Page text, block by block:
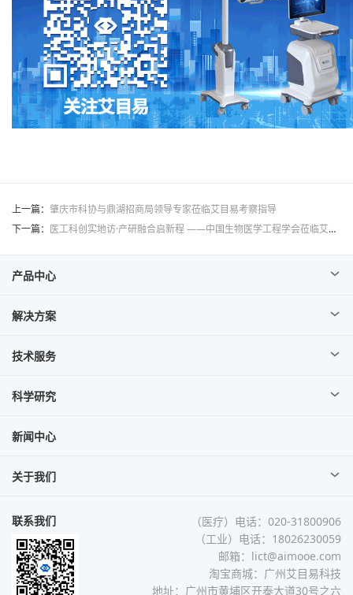
上一篇： 肇庆市科协与鼎湖招商局领导专家莅临艾目易考察指导
下一篇： 医工科创实地访·产研融合启新程 ——中国生物医学工程学会莅临艾目易考察参观
产品中心
解决方案
技术服务
科学研究
新闻中心
关于我们
联系我们
（医疗）电话：020-31800906
（工业）电话：18026230059
邮箱：lict@aimooe.com
淘宝商城： 广州艾目易科技
地址：广州市黄埔区开泰大道30号之六